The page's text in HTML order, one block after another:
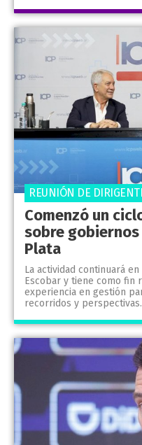
Comenzó un
sobre
Plata
La actividad continuará
Escobar y tiene como fin
experiencia en gestión
recorridos y perspectivas.
REUNIÓN DE